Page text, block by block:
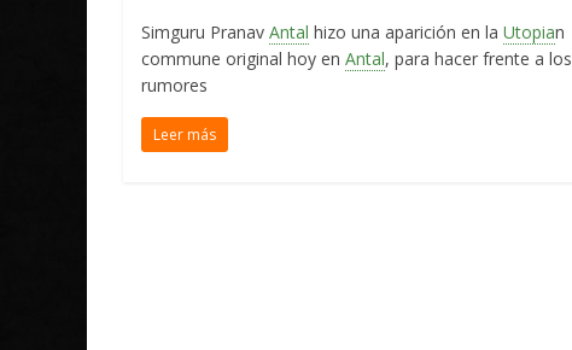
Simguru Pranav Antal hizo una aparición en la Utopian
commune original hoy en Antal, para hacer frente a los
rumores
Leer más